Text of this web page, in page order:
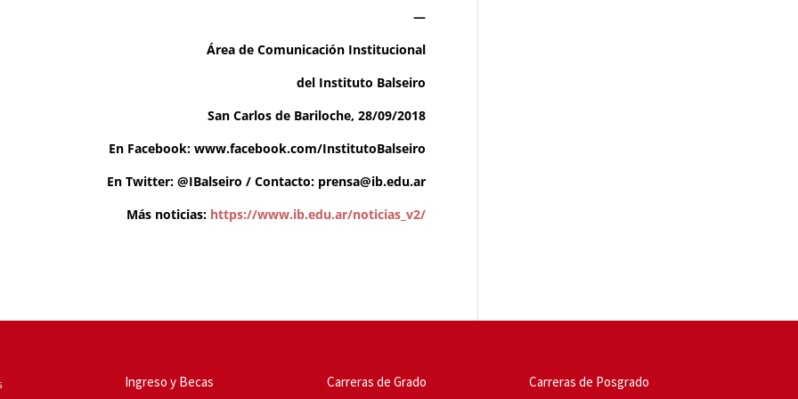
—
Área de Comunicación Institucional
del Instituto Balseiro
San Carlos de Bariloche, 28/09/2018
En Facebook: www.facebook.com/InstitutoBalseiro
En Twitter: @IBalseiro / Contacto: prensa@ib.edu.ar
Más noticias: https://www.ib.edu.ar/noticias_v2/
Ingreso y Becas Carreras de Grado Carreras de Posgrado